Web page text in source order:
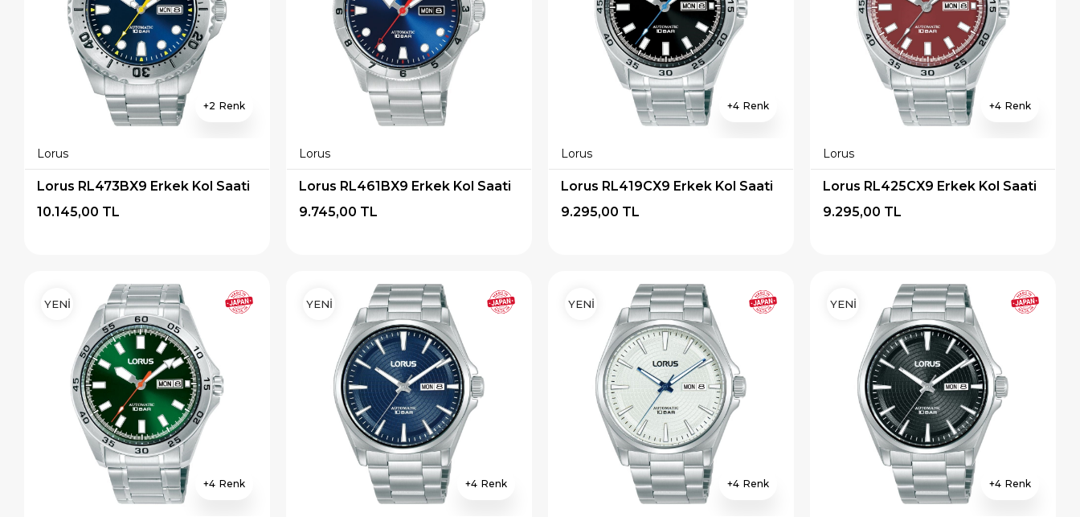
2
Lorus
Lorus RL473BX9 Erkek Kol Saati
10.145,00 TL
Lorus
Lorus RL461BX9 Erkek Kol Saati
9.745,00 TL
4
Lorus
Lorus RL419CX9 Erkek Kol Saati
9.295,00 TL
4
Lorus
Lorus RL425CX9 Erkek Kol Saati
9.295,00 TL
4
YENİ
4
YENİ
4
YENİ
4
YENİ